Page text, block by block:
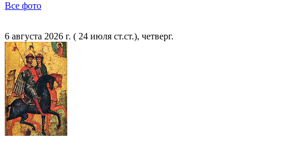
Все фото
6 августа 2026 г. ( 24 июля ст.ст.), четверг.